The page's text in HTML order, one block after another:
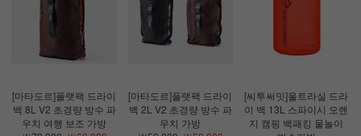
[마타도르]플랫팩 드라이
백 8L V2 초경량 방수 파
우치 여행 보조 가방
[마타도르]플랫팩 드라이
백 2L V2 초경량 방수 파
우치 가방
[씨투써밋]울트라실 드라
이 백 13L 스파이시 오렌
지 캠핑 백패킹 물놀이